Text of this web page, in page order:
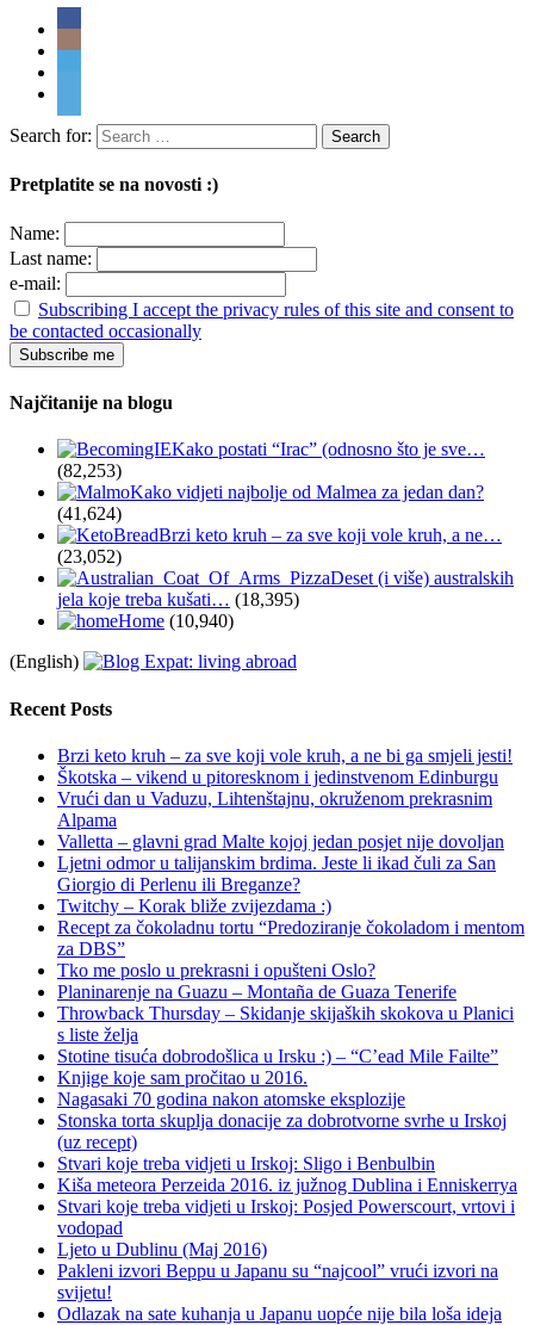
Search for:
Pretplatite se na novosti :)
Name:
Last name:
e-mail:
Subscribing I accept the privacy rules of this site and consent to
be contacted occasionally
Najčitanije na blogu
Kako postati “Irac” (odnosno što je sve…
(82,253)
Kako vidjeti najbolje od Malmea za jedan dan?
(41,624)
Brzi keto kruh – za sve koji vole kruh, a ne…
(23,052)
Deset (i više) australskih
jela koje treba kušati… (18,395)
Home (10,940)
(English)
Recent Posts
Brzi keto kruh – za sve koji vole kruh, a ne bi ga smjeli jesti!
Škotska – vikend u pitoresknom i jedinstvenom Edinburgu
Vrući dan u Vaduzu, Lihtenštajnu, okruženom prekrasnim
Alpama
Valletta – glavni grad Malte kojoj jedan posjet nije dovoljan
Ljetni odmor u talijanskim brdima. Jeste li ikad čuli za San
Giorgio di Perlenu ili Breganze?
Twitchy – Korak bliže zvijezdama :)
Recept za čokoladnu tortu “Predoziranje čokoladom i mentom
za DBS”
Tko me poslo u prekrasni i opušteni Oslo?
Planinarenje na Guazu – Montaña de Guaza Tenerife
Throwback Thursday – Skidanje skijaških skokova u Planici
s liste želja
Stotine tisuća dobrodošlica u Irsku :) – “C’ead Mile Failte”
Knjige koje sam pročitao u 2016.
Nagasaki 70 godina nakon atomske eksplozije
Stonska torta skuplja donacije za dobrotvorne svrhe u Irskoj
(uz recept)
Stvari koje treba vidjeti u Irskoj: Sligo i Benbulbin
Kiša meteora Perzeida 2016. iz južnog Dublina i Enniskerrya
Stvari koje treba vidjeti u Irskoj: Posjed Powerscourt, vrtovi i
vodopad
Ljeto u Dublinu (Maj 2016)
Pakleni izvori Beppu u Japanu su “najcool” vrući izvori na
svijetu!
Odlazak na sate kuhanja u Japanu uopće nije bila loša ideja